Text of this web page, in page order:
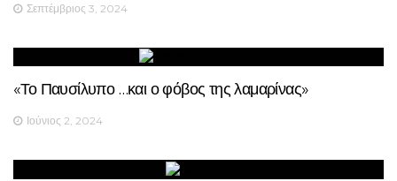
Σεπτέμβριος 3, 2024
«Το Παυσίλυπο …και ο φόβος της λαμαρίνας»
Ιούνιος 2, 2024